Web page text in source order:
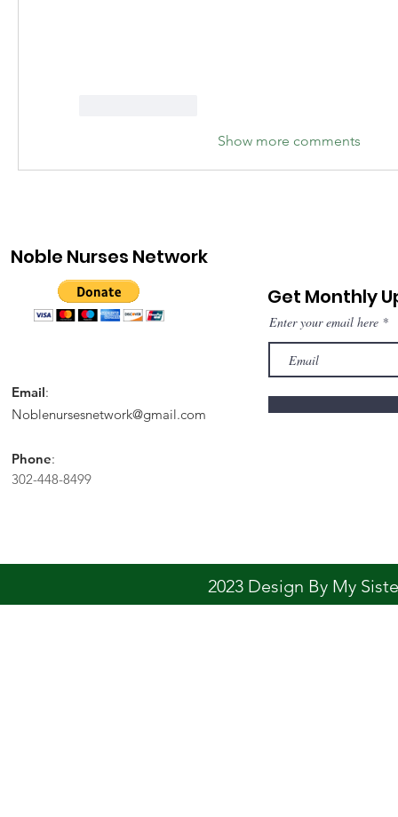
Show more comments
Noble Nurses Network
Email:
Noblenursesnetwork@gmail.com
Phone:
302-448-8499
Get Monthly
Enter your email here
2023 Design By My